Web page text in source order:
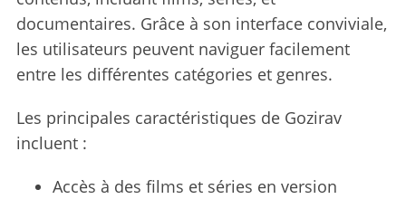
documentaires. Grâce à son interface conviviale,
les utilisateurs peuvent naviguer facilement
entre les différentes catégories et genres.
Les principales caractéristiques de Gozirav
incluent :
Accès à des films et séries en version